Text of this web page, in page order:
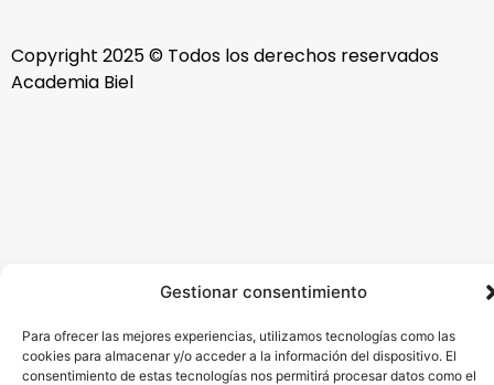
Gestionar consentimiento
Para ofrecer las mejores experiencias, utilizamos tecnologías como las
cookies para almacenar y/o acceder a la información del dispositivo. El
consentimiento de estas tecnologías nos permitirá procesar datos como el
Copyright 2025 © Todos los derechos reservados
Academia Biel